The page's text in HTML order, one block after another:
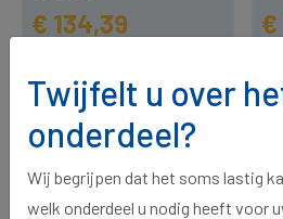
€ 134,39
2 op voorraad, voor 15:00
besteld, morgen in huis.
€
1
Twijfelt u over
onderdeel?
Wij begrijpen dat het soms lastig
welk onderdeel u nodig heeft voor